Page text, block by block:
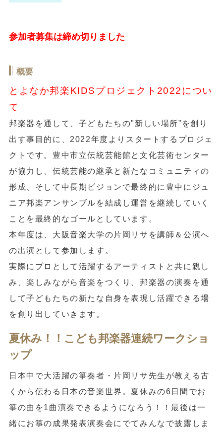
参加者募集は締め切りました
概要
とよなか邦楽KIDSプロジェクト2022につい
て
邦楽器を通して、子どもたちの"新しい場所”を創り
出す事目的に、2022年度よりスタートするプロジェ
クトです。豊中市立伝統芸能館と文化芸術センター
が協力し、伝統芸能の継承と新たなコミュニティの
形成、そして中長期ビジョンで最終的に豊中にジュ
ニア邦楽アンサンブルを結成し運営を継続していく
ことを最終的なゴールとしています。
本年度は、大阪音楽大学の片岡リサを講師＆公演へ
の出演として参加します。
実際にプロとして活躍するアーティストと共に親し
み、楽しみながら音楽をつくり、邦楽器の演奏を通
して子どもたちの新たな自身を表現し活躍できる場
を創り出していきます。
夏休み！！こども邦楽器連続ワークショ
ップ
日本中で大活躍の箏奏者・片岡リサ先生が教える古
くから伝わる日本の音楽世界。夏休みの6日間でお
箏の曲を1曲演奏できるようになろう！！最後は一
緒にお箏の成果発表演奏会にでてみんなで披露しま